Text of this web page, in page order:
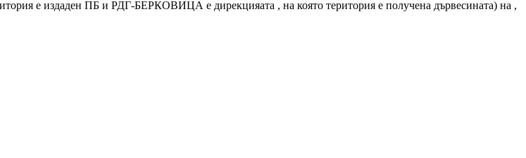
е издаден ПБ и РДГ-БЕРКОВИЦА е дирекцияата , на която територия е получена дървесината) на ,